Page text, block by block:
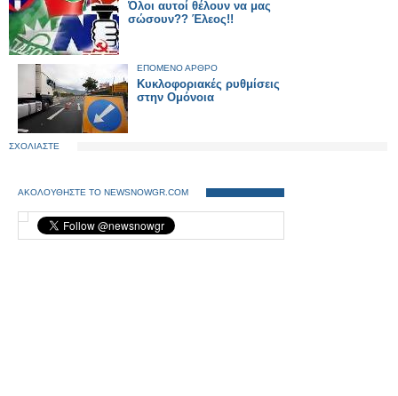
Όλοι αυτοί θέλουν να μας
σώσουν?? Έλεος!!
ΕΠΟΜΕΝΟ ΑΡΘΡΟ
Κυκλοφοριακές ρυθμίσεις
στην Ομόνοια
ΣΧΟΛΙΑΣΤΕ
ΑΚΟΛΟΥΘΗΣΤΕ ΤΟ NEWSNOWGR.COM